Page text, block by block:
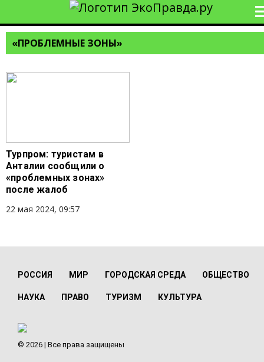
«ПРОБЛЕМНЫЕ ЗОНЫ»
Турпром: туристам в
Анталии сообщили о
«проблемных зонах»
после жалоб
22 мая 2024, 09:57
РОССИЯ МИР ГОРОДСКАЯ СРЕДА ОБЩЕСТВО
НАУКА ПРАВО ТУРИЗМ КУЛЬТУРА
© 2026 | Все права защищены